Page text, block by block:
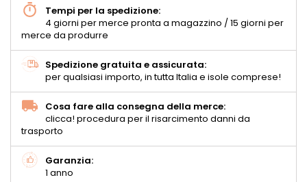
Tempi per la spedizione:
4 giorni per merce pronta a magazzino / 15 giorni per
merce da produrre
Spedizione gratuita e assicurata:
per qualsiasi importo, in tutta Italia e isole comprese!
Cosa fare alla consegna della merce:
clicca! procedura per il risarcimento danni da
trasporto
Garanzia:
1 anno